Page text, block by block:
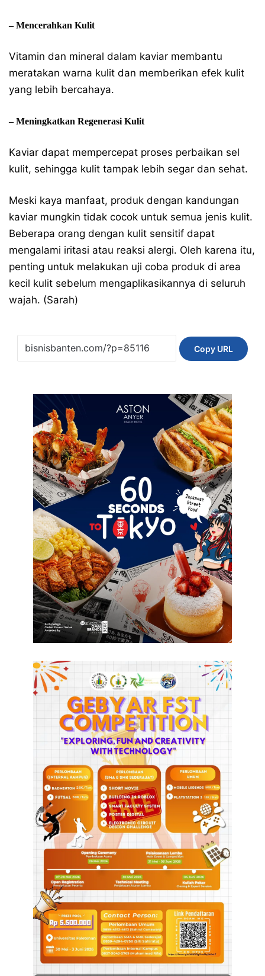
– Mencerahkan Kulit
Vitamin dan mineral dalam kaviar membantu
meratakan warna kulit dan memberikan efek kulit
yang lebih bercahaya.
– Meningkatkan Regenerasi Kulit
Kaviar dapat mempercepat proses perbaikan sel
kulit, sehingga kulit tampak lebih segar dan sehat.
Meski kaya manfaat, produk dengan kandungan
kaviar mungkin tidak cocok untuk semua jenis kulit.
Beberapa orang dengan kulit sensitif dapat
mengalami iritasi atau reaksi alergi. Oleh karena itu,
penting untuk melakukan uji coba produk di area
kecil kulit sebelum mengaplikasikannya di seluruh
wajah. (Sarah)
Copy URL